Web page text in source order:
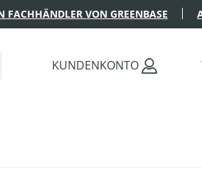
FACHHÄNDLER VON GREENBASE
KUNDENKONTO